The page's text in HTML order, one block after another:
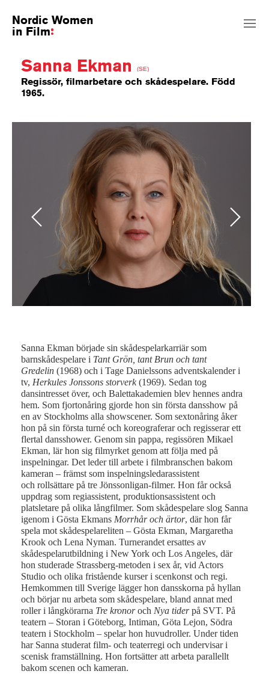
Nordic Women
in Film
Sanna Ekman (SE)
Regissör, filmarbetare och skådespelare. Född
1965.
Previous Next
Sanna Ekman började sin skådespelarkarriär som
barnskådespelare i Tant Grön, tant Brun och tant
Gredelin (1968) och i Tage Danielssons adventskalender i
tv, Herkules Jonssons storverk(1969). Sedan tog
dansintresset över, och Balettakademien blev hennes andra
hem. Som fjortonåring gjorde hon sin första dansshow på
en av Stockholms alla showscener. Som sextonåring åker
hon på sin första turné och koreograferar och regisserar ett
flertal dansshower. Genom sin pappa, regissören Mikael
Ekman, lär hon sig filmyrket genom att följa med på
inspelningar. Det leder till arbete i filmbranschen bakom
kameran – främst som inspelningsledarassistent
och rollsättare på tre Jönssonligan-filmer. Hon får också
uppdrag som regiassistent, produktionsassistent och
platsletare på olika långfilmer. Som skådespelare slog Sanna
igenom i Gösta Ekmans Morrhår och ärtor, där hon får
spela mot skådespelareliten – Gösta Ekman, Margaretha
Krook och Lena Nyman. Turnerandet ersattes av
skådespelarutbildning i New York och Los Angeles, där
hon studerade Strassberg-metoden i sex år, vid Actors
Studio och olika fristående kurser i scenkonst och regi.
Hemkommen till Sverige lägger hon dansskorna på hyllan
och börjar nu arbeta som skådespelare, bland annat med
roller i långkörarna Tre kronoroch Nya tiderpå SVT. På
teatern – Storan i Göteborg, Intiman, Göta Lejon, Södra
teatern i Stockholm – spelar hon huvudroller. Under tiden
har Sanna studerat film- och teaterregi och undervisar i
scenisk framställning. Hon fortsätter att arbeta parallellt
bakom scenen och kameran.